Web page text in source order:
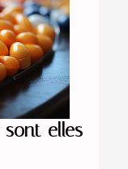
elles